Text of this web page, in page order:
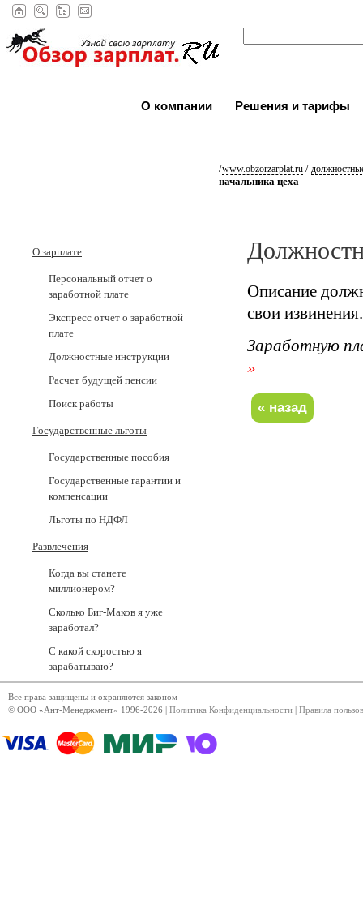
О компании Решения и тарифы
/www.obzorzarplat.ru /
начальника цеха
О зарплате
Персональный отчет о
заработной плате
Экспресс отчет о заработной
плате
Должностные инструкции
Расчет будущей пенсии
Поиск работы
Государственные льготы
Государственные пособия
Государственные гарантии и
компенсации
Льготы по НДФЛ
Развлечения
Когда вы станете
миллионером?
Сколько Биг-Маков я уже
заработал?
С какой скоростью я
зарабатываю?
Описание
свои извинения.
Заработную
»
Все права защищены и охраняются законом
© ООО «Ант-Менеджмент» 1996-2026 | Политика Конфиденциальности Правила